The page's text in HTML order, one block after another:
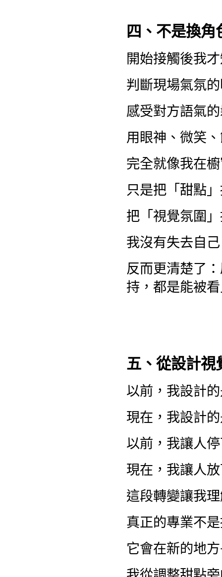
四、不是換
開始接觸後我
判斷現場氣氛
感受對方語氣
用眼神、微笑
完全就像我在
只是把「甜點
把「視覺氛圍
我沒有失去自
反而更清楚了
持，都是能被
五、從設計視
以前，我設計
現在，我設計
以前，我讓人
現在，我讓人
這段轉變讓我
真正的專業不
它會在新的地